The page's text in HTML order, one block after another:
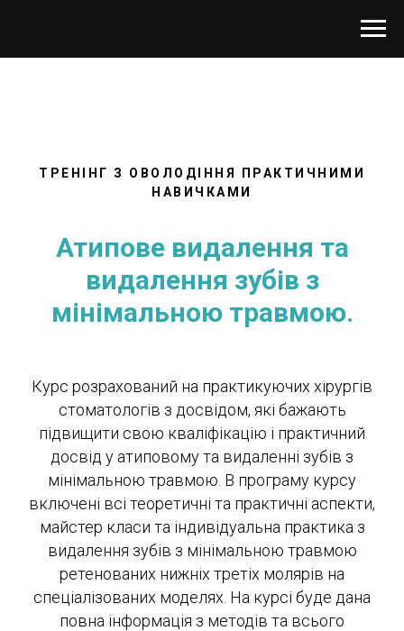
ТРЕНІНГ З ОВОЛОДІННЯ ПРАКТИЧНИМИ
НАВИЧКАМИ
Атипове видалення та
видалення зубів з
мінімальною травмою.
Курс розрахований на практикуючих хірургів
стоматологів з досвідом, які бажають
підвищити свою кваліфікацію і практичний
досвід у атиповому та видаленні зубів з
мінімальною травмою. В програму курсу
включені всі теоретичні та практичні аспекти,
майстер класи та індивідуальна практика з
видалення зубів з мінімальною травмою
ретенованих нижніх третіх молярів на
спеціалізованих моделях. На курсі буде дана
повна інформація з методів та всього